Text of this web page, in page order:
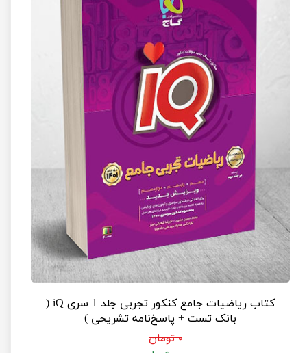
کتاب ریاضیات جامع کنکور تجربی جلد 1 سری iQ (
بانک تست + پاسخ‌نامه تشریحی )
۰ تومان